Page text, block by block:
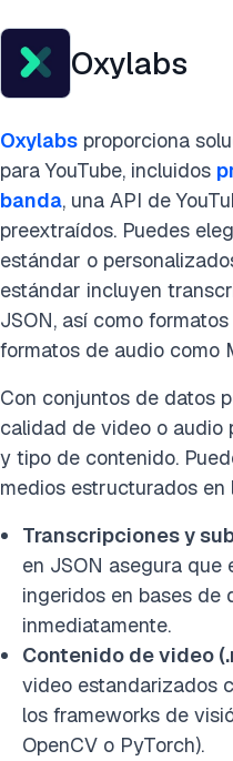
Oxylabs
Oxylabs proporciona
para YouTube, incluidos
banda, una API de
preextraídos. Puedes
estándar o
estándar incluyen
JSON, así como
formatos de audio como
Con conjuntos de datos
calidad de video o audio
y tipo de contenido.
medios estructurados
Transcripciones y
en JSON asegura que
ingeridos en bases de
inmediatamente.
Contenido de video
video estandarizados
los frameworks de
OpenCV o PyTorch).